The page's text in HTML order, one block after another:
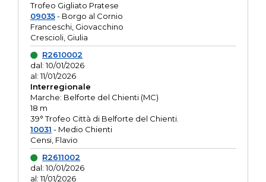
Trofeo Gigliato Pratese
09035- Borgo al Cornio
Franceschi, Giovacchino
Crescioli, Giulia
R2610002
dal: 10/01/2026
al: 11/01/2026
Interregionale
Marche: Belforte del Chienti (MC)
18 m
39° Trofeo Città di Belforte del Chienti.
10031 - Medio Chienti
Censi, Flavio
R2611002
dal: 10/01/2026
al: 11/01/2026